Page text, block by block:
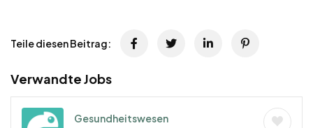
Teile diesen Beitrag:
Verwandte Jobs
Gesundheitswesen